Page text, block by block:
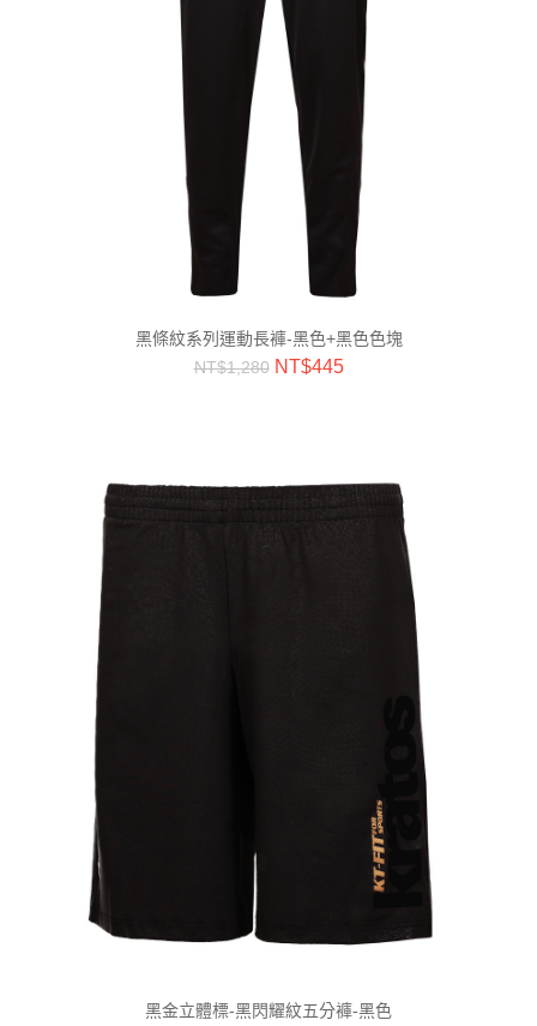
黑條紋系列運動長褲-黑色+黑色色塊
NT$1,280 NT$445
黑金立體標-黑閃耀紋五分褲-黑色